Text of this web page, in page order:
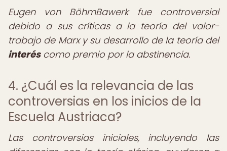
Eugen von BöhmBawerk fue controversial
debido a sus críticas a la teoría del valor-
trabajo de Marx y su desarrollo de la teoría del
interéscomo premio por la abstinencia.
4. ¿Cuál es la relevancia de las
controversias en los inicios de la
Escuela Austriaca?
Las controversias iniciales, incluyendo las